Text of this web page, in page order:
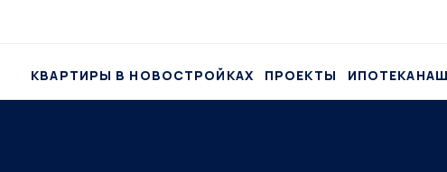
КВАРТИРЫ В НОВОСТРОЙКАХ ПРОЕКТЫ ИПОТЕКА